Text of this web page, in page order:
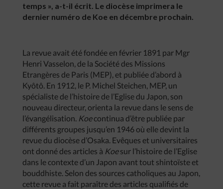
temps », a-t-il écrit. Le diocèse imprimera le
dernier numéro de Koe en décembre prochain.
La revue avait été fondée en février 1891 par Mgr
Henri Vasselon, de la Société des Missions
Etrangères de Paris (MEP), et publiée d’abord à
Kyôtô. En 1912, le P. Michel Steichen, MEP, un
spécialiste de l’histoire de l’Eglise du Japon, son
nouveau directeur, orienta la revue dans le sens de
l’évangélisation. Koecontinua d’être publiée par
différents groupes jusqu’en 1946 où elle devint la
revue du diocèse d’Osaka. Evêques et universitaires
ont donné des articles à Koesur l’histoire de l’Eglise
dans le contexte d’un Japon avant tout shintoïste et
bouddhiste. Selon des sources catholiques au Japon,
cette revue a fait paraître des articles qualifiés de